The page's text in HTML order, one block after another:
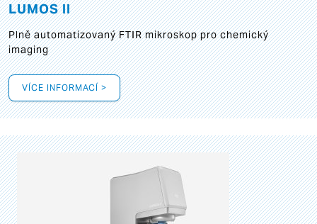
LUMOS II
Plně automatizovaný FTIR mikroskop pro chemický
imaging
VÍCE INFORMACÍ >